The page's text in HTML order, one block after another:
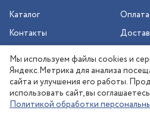
Каталог
Контакты
Оплата
Новосибирск:
Мы используем файлы cookies и
Яндекс.Метрика для анализа
сайта и улучшения его работы.
использовать сайт, вы
Политикой обработки